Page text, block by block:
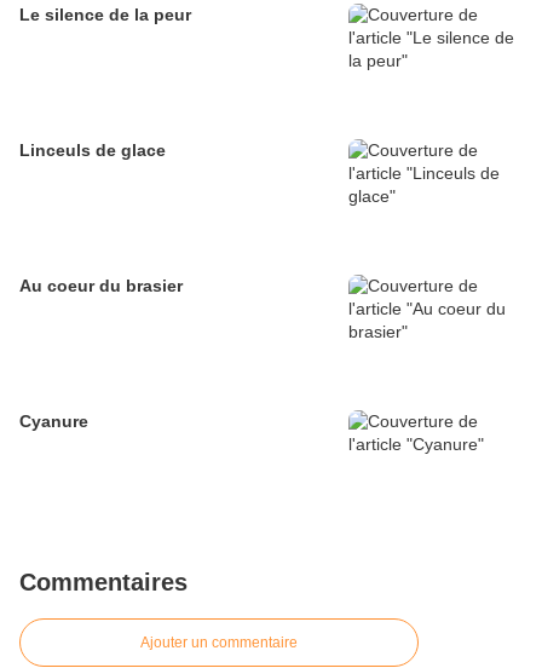
Le silence de la peur
Linceuls de glace
Au coeur du brasier
Cyanure
Commentaires
Ajouter un commentaire